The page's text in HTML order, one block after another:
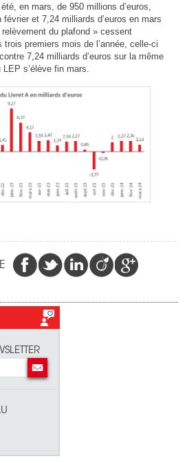
en mars, de 950 millions d’euros,
février et 7,24 milliards d’euros en mars
du plafond » cessent
trois premiers mois de l’année, celle-ci
7,24 milliards d’euros sur la même
LEP s’élève fin mars.